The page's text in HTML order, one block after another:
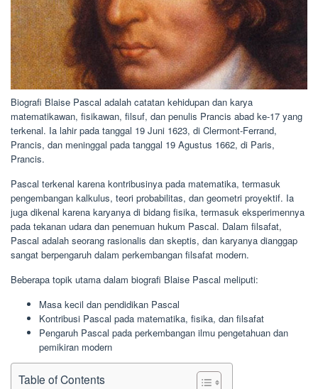
Biografi Blaise Pascal adalah catatan kehidupan dan karya
matematikawan, fisikawan, filsuf, dan penulis Prancis abad ke-17 yang
terkenal. Ia lahir pada tanggal 19 Juni 1623, di Clermont-Ferrand,
Prancis, dan meninggal pada tanggal 19 Agustus 1662, di Paris,
Prancis.
Pascal terkenal karena kontribusinya pada matematika, termasuk
pengembangan kalkulus, teori probabilitas, dan geometri proyektif. Ia
juga dikenal karena karyanya di bidang fisika, termasuk eksperimennya
pada tekanan udara dan penemuan hukum Pascal. Dalam filsafat,
Pascal adalah seorang rasionalis dan skeptis, dan karyanya dianggap
sangat berpengaruh dalam perkembangan filsafat modern.
Beberapa topik utama dalam biografi Blaise Pascal meliputi:
Masa kecil dan pendidikan Pascal
Kontribusi Pascal pada matematika, fisika, dan filsafat
Pengaruh Pascal pada perkembangan ilmu pengetahuan dan
pemikiran modern
Table of Contents